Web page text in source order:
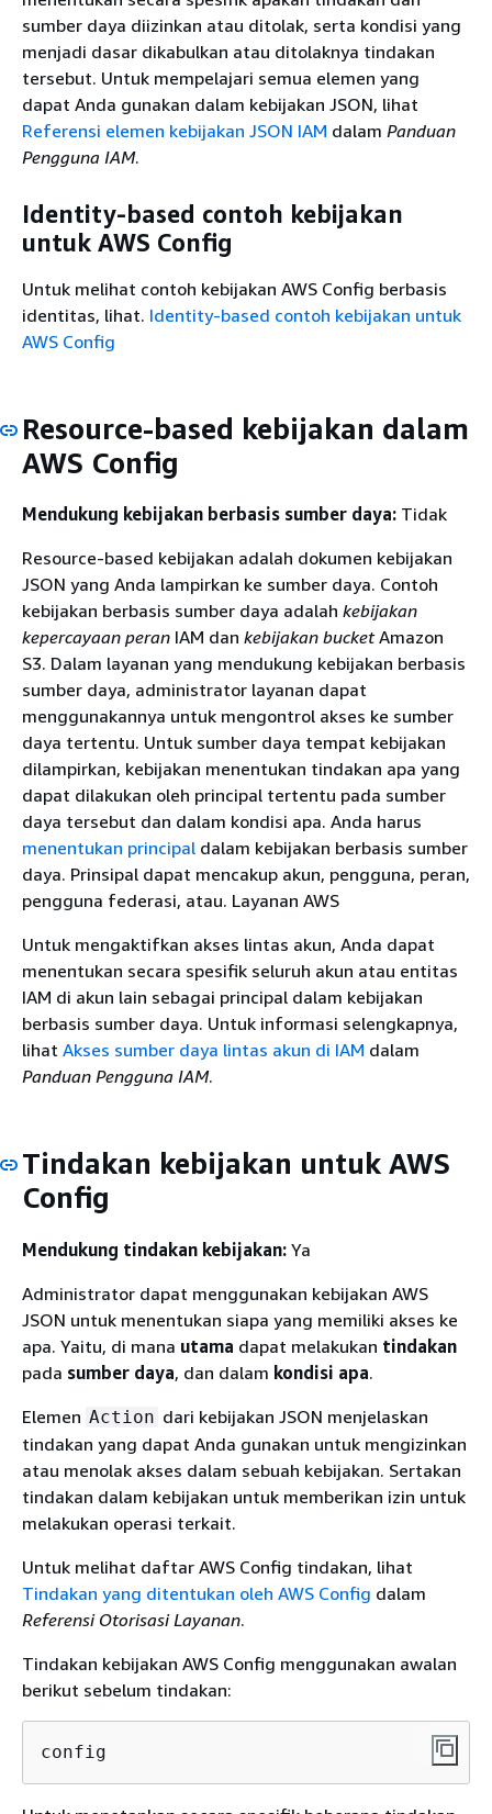
sumber daya diizinkan atau ditolak, serta kondisi yang
menjadi dasar dikabulkan atau ditolaknya tindakan
tersebut. Untuk mempelajari semua elemen yang
dapat Anda gunakan dalam kebijakan JSON, lihat
Referensi elemen kebijakan JSON IAM dalam Panduan
Pengguna IAM.
Identity-based contoh kebijakan
untuk AWS Config
Untuk melihat contoh kebijakan AWS Config berbasis
identitas, lihat. Identity-based contoh kebijakan untuk
AWS Config
Resource-based kebijakan dalam
AWS Config
Mendukung kebijakan berbasis sumber daya: Tidak
Resource-based kebijakan adalah dokumen kebijakan
JSON yang Anda lampirkan ke sumber daya. Contoh
kebijakan berbasis sumber daya adalah kebijakan
kepercayaan peran IAM dan kebijakan bucketAmazon
S3. Dalam layanan yang mendukung kebijakan berbasis
sumber daya, administrator layanan dapat
menggunakannya untuk mengontrol akses ke sumber
daya tertentu. Untuk sumber daya tempat kebijakan
dilampirkan, kebijakan menentukan tindakan apa yang
dapat dilakukan oleh principal tertentu pada sumber
daya tersebut dan dalam kondisi apa. Anda harus
menentukan principal dalam kebijakan berbasis sumber
daya. Prinsipal dapat mencakup akun, pengguna, peran,
pengguna federasi, atau. Layanan AWS
Untuk mengaktifkan akses lintas akun, Anda dapat
menentukan secara spesifik seluruh akun atau entitas
IAM di akun lain sebagai principal dalam kebijakan
berbasis sumber daya. Untuk informasi selengkapnya,
lihat Akses sumber daya lintas akun di IAM dalam
Panduan Pengguna IAM.
Tindakan kebijakan untuk AWS
Config
Mendukung tindakan kebijakan: Ya
Administrator dapat menggunakan kebijakan AWS
JSON untuk menentukan siapa yang memiliki akses ke
apa. Yaitu, di mana utama dapat melakukan tindakan
pada sumber daya, dan dalam kondisi apa.
Elemen Action dari kebijakan JSON menjelaskan
tindakan yang dapat Anda gunakan untuk mengizinkan
atau menolak akses dalam sebuah kebijakan. Sertakan
tindakan dalam kebijakan untuk memberikan izin untuk
melakukan operasi terkait.
Untuk melihat daftar AWS Config tindakan, lihat
Tindakan yang ditentukan oleh AWS Config dalam
Referensi Otorisasi Layanan.
Tindakan kebijakan AWS Config menggunakan awalan
berikut sebelum tindakan:
config